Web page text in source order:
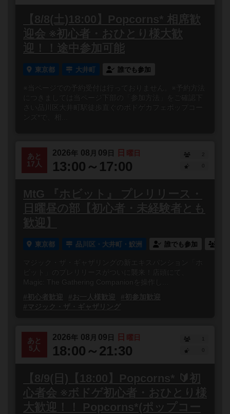
【8/8(土)18:00】Popcorns* 相席歓
迎会 ※初心者・おひとり様大歓
迎！！途中参加可能
東京都 大井町 誰でも参加
※当ページでの予約受付は行っておりません。※予約方法
につきましては当ページ下部の「参加方法」をご確認下
さい品川区大井町駅徒歩直ぐのボドゲカフェポップコー
あと
17人
2026年 08 月 09 日 日 曜日
13:00～17:00
2
MtG 『ホビット』 プレリリース・
日曜昼の部【初心者・未経験者とも
歓迎】
東京都 品川区・大井町・鮫洲 誰でも参加
マジック・ザ・ギャザリングの新エキスパンション「ホ
ビット」のプレリリースがついに襲来！店頭にて、
Magic: The Gathering Companionを操作し...
#初心者歓迎
#お一人様歓迎
#初参加歓迎
#マジック・ザ・ギャザリング
あと
5人
2026年 08 月 09 日 日 曜日
18:00～21:30
1
【8/9(日)【18:00】Popcorns* 🔰初
心者会 ※ボドゲ初心者・おひとり様
大歓迎！！ Popcorns*(ポップコー